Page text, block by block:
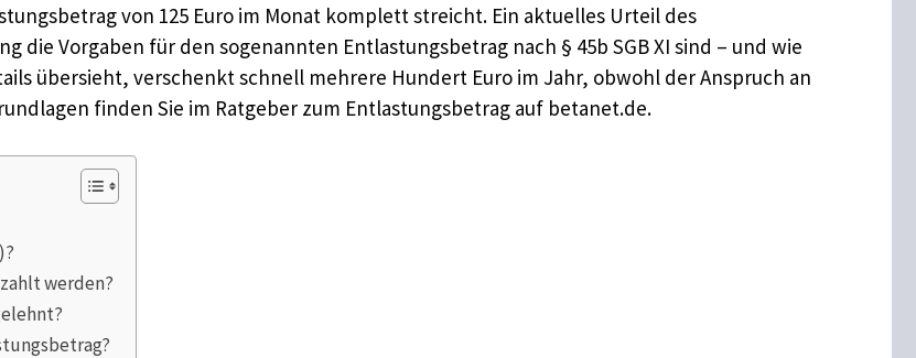
von 125 Euro im Monat komplett streicht. Ein aktuelles Urteil des
die Vorgaben für den sogenannten Entlastungsbetrag nach § 45b SGB XI sind – und wie
übersieht, verschenkt schnell mehrere Hundert Euro im Jahr, obwohl der Anspruch an
finden Sie im Ratgeber zum Entlastungsbetrag auf betanet.de.
werden?